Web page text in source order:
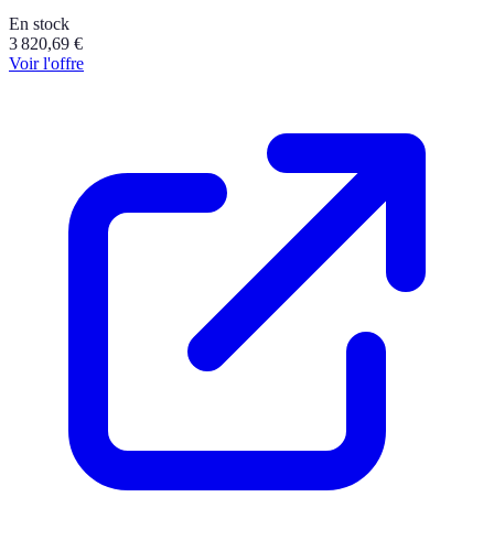
En stock
3 820,69 €
Voir l'offre